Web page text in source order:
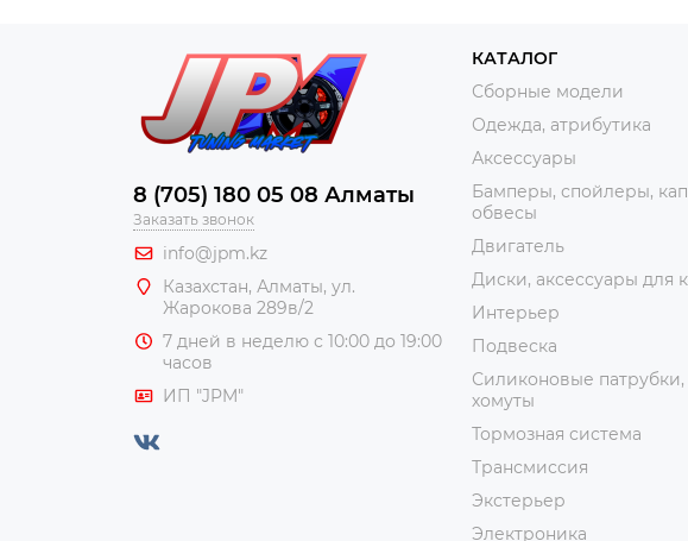
8 (705) 180 05 08 Алматы
Заказать звонок
info@jpm.kz
Казахстан, Алматы, ул.
Жарокова 289в/2
7 дней в неделю с 10:00 до 19:00
часов
ИП "JPM"
КАТАЛОГ
Сборные модели
Одежда, атрибутика
Аксессуары
Бамперы, спойлеры,
обвесы
Двигатель
Диски, аксессуары для
Интерьер
Подвеска
Силиконовые
хомуты
Тормозная система
Трансмиссия
Экстерьер
Электроника